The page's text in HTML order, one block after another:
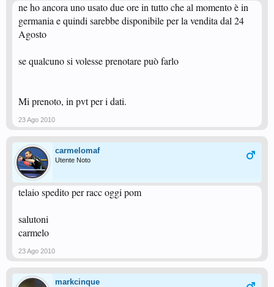
ne ho ancora uno usato due ore in tutto che al momento è in
germania e quindi sarebbe disponibile per la vendita dal 24
Agosto
se qualcuno si volesse prenotare può farlo
Mi prenoto, in pvt per i dati.
23 Ago 2010
carmelomaf
Utente Noto
telaio spedito per racc oggi pom
salutoni
carmelo
23 Ago 2010
markcinque